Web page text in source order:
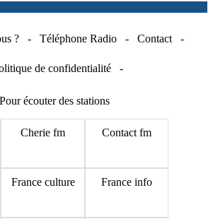
? - Téléphone Radio - Contact -
de confidentialité -
Pour écouter des stations
Cherie fm Contact fm
France culture France info